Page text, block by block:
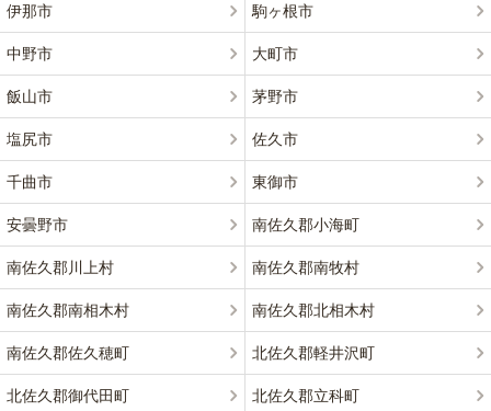
伊那市 駒ヶ根市
中野市 大町市
飯山市 茅野市
塩尻市 佐久市
千曲市 東御市
安曇野市 南佐久郡小海町
南佐久郡川上村 南佐久郡南牧村
南佐久郡南相木村 南佐久郡北相木村
南佐久郡佐久穂町 北佐久郡軽井沢町
北佐久郡御代田町 北佐久郡立科町